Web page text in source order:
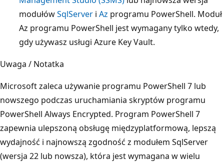
modułówSqlServer i Az programu PowerShell. Moduł
Az programu PowerShell jest wymagany tylko wtedy,
gdy używasz usługi Azure Key Vault.
Uwaga / Notatka
Microsoft zaleca używanie programu PowerShell 7 lub
nowszego podczas uruchamiania skryptów programu
PowerShell Always Encrypted. Program PowerShell 7
zapewnia ulepszoną obsługę międzyplatformową, lepszą
wydajność i najnowszą zgodność z modułem SqlServer
(wersja 22 lub nowsza), która jest wymagana w wielu